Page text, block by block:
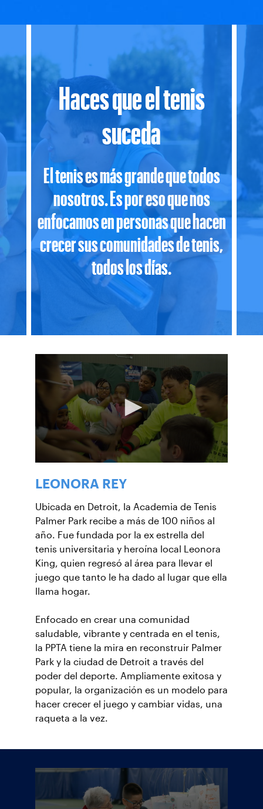
Haces que el tenis
suceda
El tenis es más grande que todos
nosotros. Es por eso que nos
enfocamos en personas que hacen
crecer sus comunidades de tenis,
todos los días.
LEONORA REY
Ubicada en Detroit, la Academia de Tenis
Palmer Park recibe a más de 100 niños al
año. Fue fundada por la ex estrella del
tenis universitaria y heroína local Leonora
King, quien regresó al área para llevar el
juego que tanto le ha dado al lugar que ella
llama hogar.
Enfocado en crear una comunidad
saludable, vibrante y centrada en el tenis,
la PPTA tiene la mira en reconstruir Palmer
Park y la ciudad de Detroit a través del
poder del deporte. Ampliamente exitosa y
popular, la organización es un modelo para
hacer crecer el juego y cambiar vidas, una
raqueta a la vez.